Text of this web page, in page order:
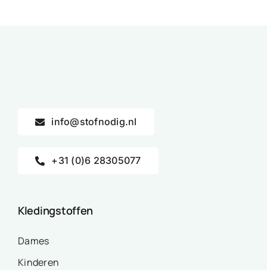
info@stofnodig.nl
+31 (0)6 28305077
Kledingstoffen
Dames
Kinderen